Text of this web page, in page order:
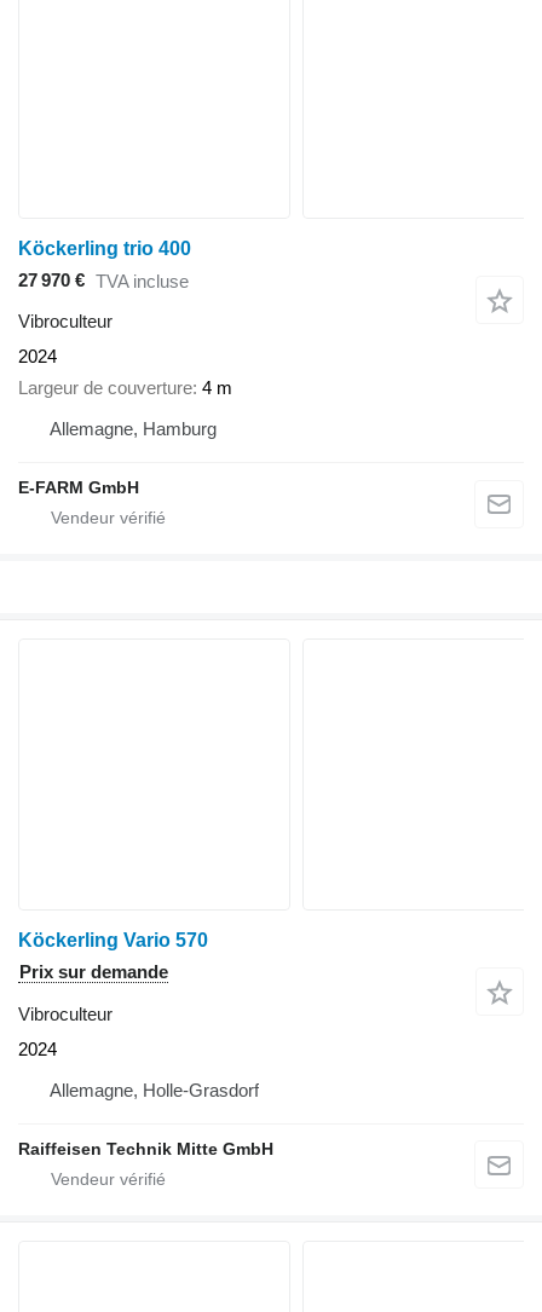
Köckerling trio 400
27 970 € TVA incluse
Vibroculteur
2024
Largeur de couverture 4 m
Allemagne, Hamburg
E-FARM GmbH
Köckerling Vario 570
Prix sur demande
Vibroculteur
2024
Allemagne, Holle-Grasdorf
Raiffeisen Technik Mitte GmbH